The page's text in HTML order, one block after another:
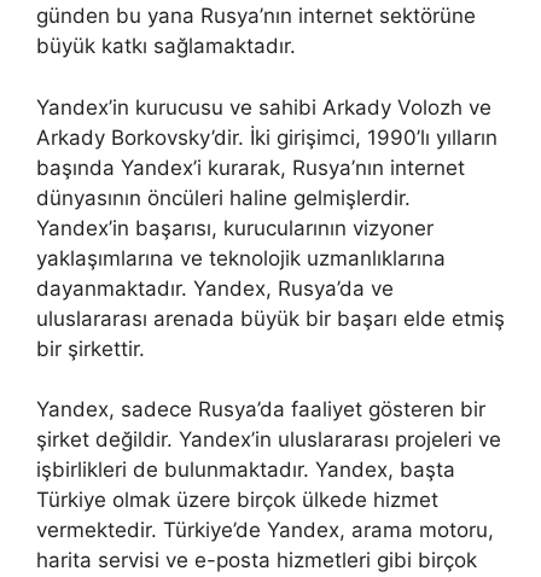
günden bu yana Rusya’nın internet sektörüne
büyük katkı sağlamaktadır.
Yandex’in kurucusu ve sahibi Arkady Volozh ve
Arkady Borkovsky’dir. İki girişimci, 1990’lı yılların
başında Yandex’i kurarak, Rusya’nın internet
dünyasının öncüleri haline gelmişlerdir.
Yandex’in başarısı, kurucularının vizyoner
yaklaşımlarına ve teknolojik uzmanlıklarına
dayanmaktadır. Yandex, Rusya’da ve
uluslararası arenada büyük bir başarı elde etmiş
bir şirkettir.
Yandex, sadece Rusya’da faaliyet gösteren bir
şirket değildir. Yandex’in uluslararası projeleri ve
işbirlikleri de bulunmaktadır. Yandex, başta
Türkiye olmak üzere birçok ülkede hizmet
vermektedir. Türkiye’de Yandex, arama motoru,
harita servisi ve e-posta hizmetleri gibi birçok